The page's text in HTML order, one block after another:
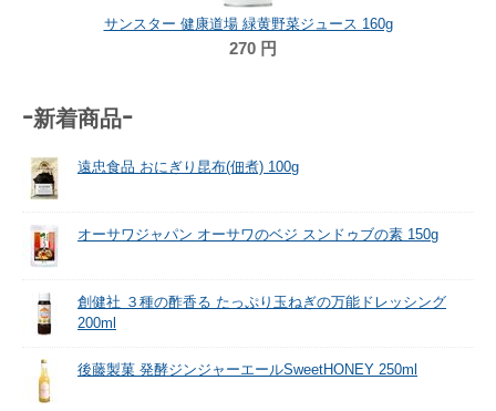
サンスター 健康道場 緑黄野菜ジュース 160g
270 円
-新着商品-
遠忠食品 おにぎり昆布(佃煮) 100g
オーサワジャパン オーサワのベジ スンドゥブの素 150g
創健社 ３種の酢香る たっぷり玉ねぎの万能ドレッシング
200ml
後藤製菓 発酵ジンジャーエールSweetHONEY 250ml